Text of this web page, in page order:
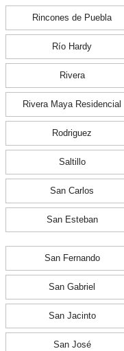
Rincones de Puebla
Río Hardy
Rivera
Rivera Maya Residencial
Rodriguez
Saltillo
San Carlos
San Esteban
San Fernando
San Gabriel
San Jacinto
San José